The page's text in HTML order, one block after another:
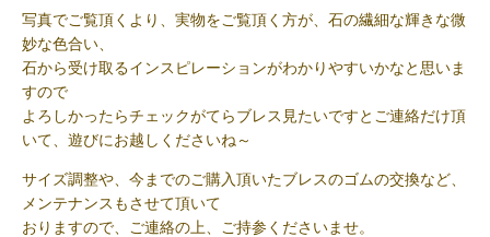
写真でご覧頂くより、実物をご覧頂く方が、石の繊細な輝きな微
妙な色合い、
石から受け取るインスピレーションがわかりやすいかなと思いま
すので
よろしかったらチェックがてらブレス見たいですとご連絡だけ頂
いて、遊びにお越しくださいね～
サイズ調整や、今までのご購入頂いたブレスのゴムの交換など、
メンテナンスもさせて頂いて
おりますので、ご連絡の上、ご持参くださいませ。